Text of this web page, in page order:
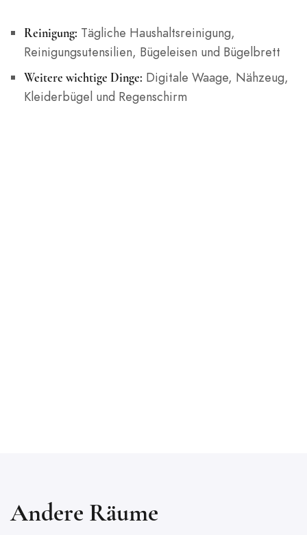
Reinigung: Tägliche Haushaltsreinigung,
Reinigungsutensilien, Bügeleisen und Bügelbrett
Weitere wichtige Dinge: Digitale Waage, Nähzeug,
Kleiderbügel und Regenschirm
Andere Räume